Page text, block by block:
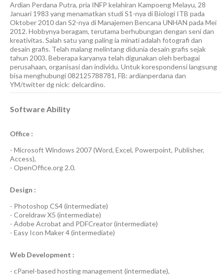
Ardian Perdana Putra, pria INFP kelahiran Kampoeng Melayu, 28
Januari 1983 yang menamatkan studi S1-nya di Biologi ITB pada
Oktober 2010 dan S2-nya di Manajemen Bencana UNHAN pada Mei
2012. Hobbynya beragam, terutama berhubungan dengan seni dan
kreativitas. Salah satu yang paling ia minati adalah fotografi dan
desain grafis. Telah malang melintang didunia desain grafis sejak
tahun 2003. Beberapa karyanya telah digunakan oleh berbagai
perusahaan, organisasi dan individu. Untuk korespondensi langsung
bisa menghubungi 082125788781, FB: ardianperdana dan
YM/twitter dg nick: delcardino.
Software Ability
Office :
- Microsoft Windows 2007(Word, Excel, Powerpoint, Publisher,
Access),
- OpenOffice.org 2.0.
Design :
- Photoshop CS4(intermediate)
- Coreldraw X5 (intermediate)
- Adobe Acrobat and PDFCreator(intermediate)
- Easy Icon Maker 4(intermediate)
Web Development :
- cPanel-based hosting management (intermediate),